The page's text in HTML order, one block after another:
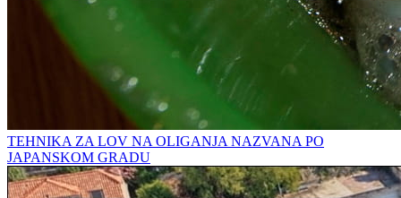
TEHNIKA ZA LOV NA OLIGANJA NAZVANA PO
JAPANSKOM GRADU